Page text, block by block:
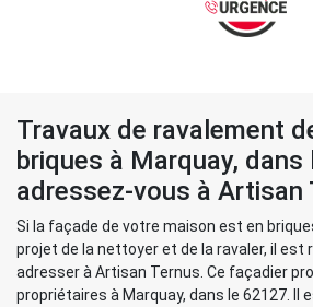
Travaux de ravalement
briques à Marquay, dans
adressez-vous à Artisan
Si la façade de votre maison est en
projet de la nettoyer et de la ravaler, il est
adresser à Artisan Ternus. Ce façadier
propriétaires à Marquay, dans le 62127. Il